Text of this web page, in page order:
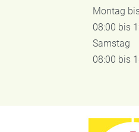
Montag
08:00 bis
Samstag
08:00 bis